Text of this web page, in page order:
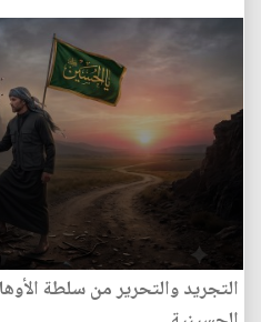
التجريد والتحرير من سلطة